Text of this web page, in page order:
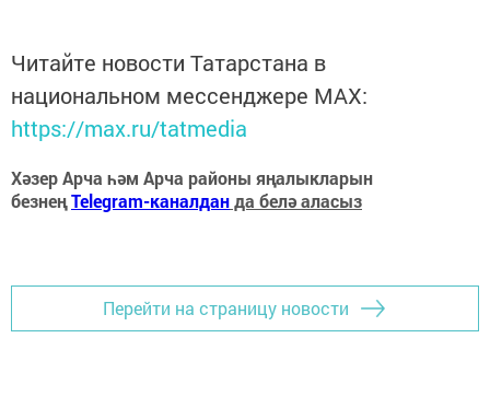
Читайте новости Татарстана в
национальном мессенджере MАХ:
https://max.ru/tatmedia
Хәзер Арча һәм Арча районы яңалыкларын
безнеңTelegram-каналданда белә аласыз
Перейти на страницу новости